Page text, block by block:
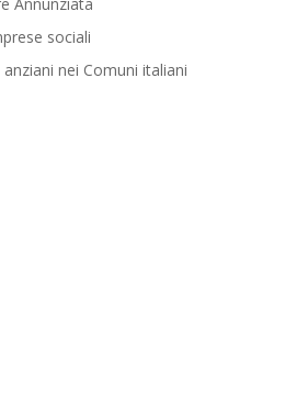
sociali
anziani nei Comuni italiani